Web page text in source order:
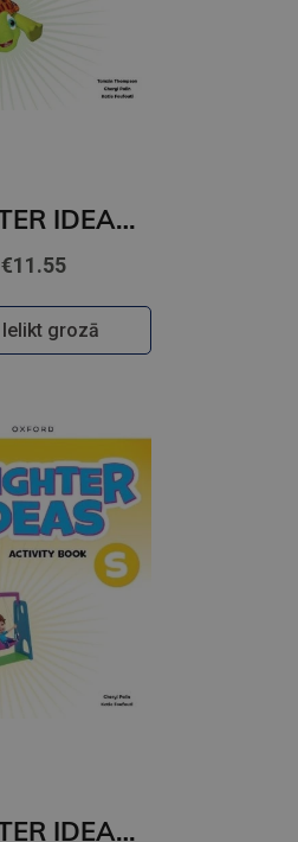
BRIGHTER IDEAS 1 Workbook
€11.55
Ielikt grozā
BRIGHTER IDEAS Starter Workbook